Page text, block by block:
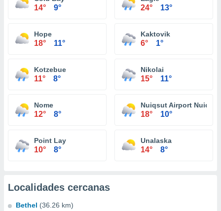
14° 9° 24° 13°
Hope
18° 11°
Kaktovik
6° 1°
Kotzebue
11° 8°
Nikolai
15° 11°
Nome
12° 8°
Nuiqsut Airport Nuiqsut
18° 10°
Point Lay
10° 8°
Unalaska
14° 8°
Localidades cercanas
Bethel (36.26 km)